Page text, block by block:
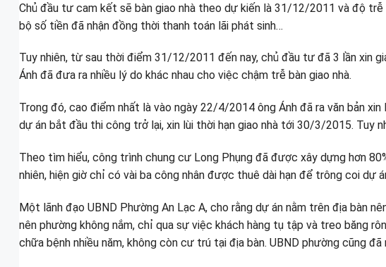
Chủ đầu tư cam kết sẽ bàn giao nhà theo dự kiến là 31/12/2011 và độ trễ
bộ số tiền đã nhận đồng thời thanh toán lãi phát sinh…
Tuy nhiên, từ sau thời điểm 31/12/2011 đến nay, chủ đầu tư đã 3 lần xin
Ánh đã đưa ra nhiều lý do khác nhau cho việc chậm trễ bàn giao nhà.
Trong đó, cao điểm nhất là vào ngày 22/4/2014 ông Ánh đã ra văn bản
dự án bắt đầu thi công trở lại, xin lùi thời hạn giao nhà tới 30/3/2015. Tuy
Theo tìm hiểu, công trình chung cư Long Phụng đã được xây dựng hơn
nhiên, hiện giờ chỉ có vài ba công nhân được thuê dài hạn để trông coi
Một lãnh đạo UBND Phường An Lạc A, cho rằng dự án nằm trên địa bàn
nên phường không nắm, chỉ qua sự việc khách hàng tụ tập và treo băng
chữa bệnh nhiều năm, không còn cư trú tại địa bàn. UBND phường cũng